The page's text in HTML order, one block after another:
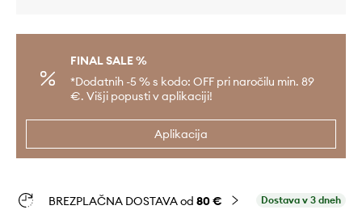
FINAL SALE %
*Dodatnih -5 % s kodo: OFF pri naročilu min. 89
€. Višji popusti v aplikaciji!
Aplikacija
BREZPLAČNA DOSTAVA od 80 € Dostava v 3 dneh